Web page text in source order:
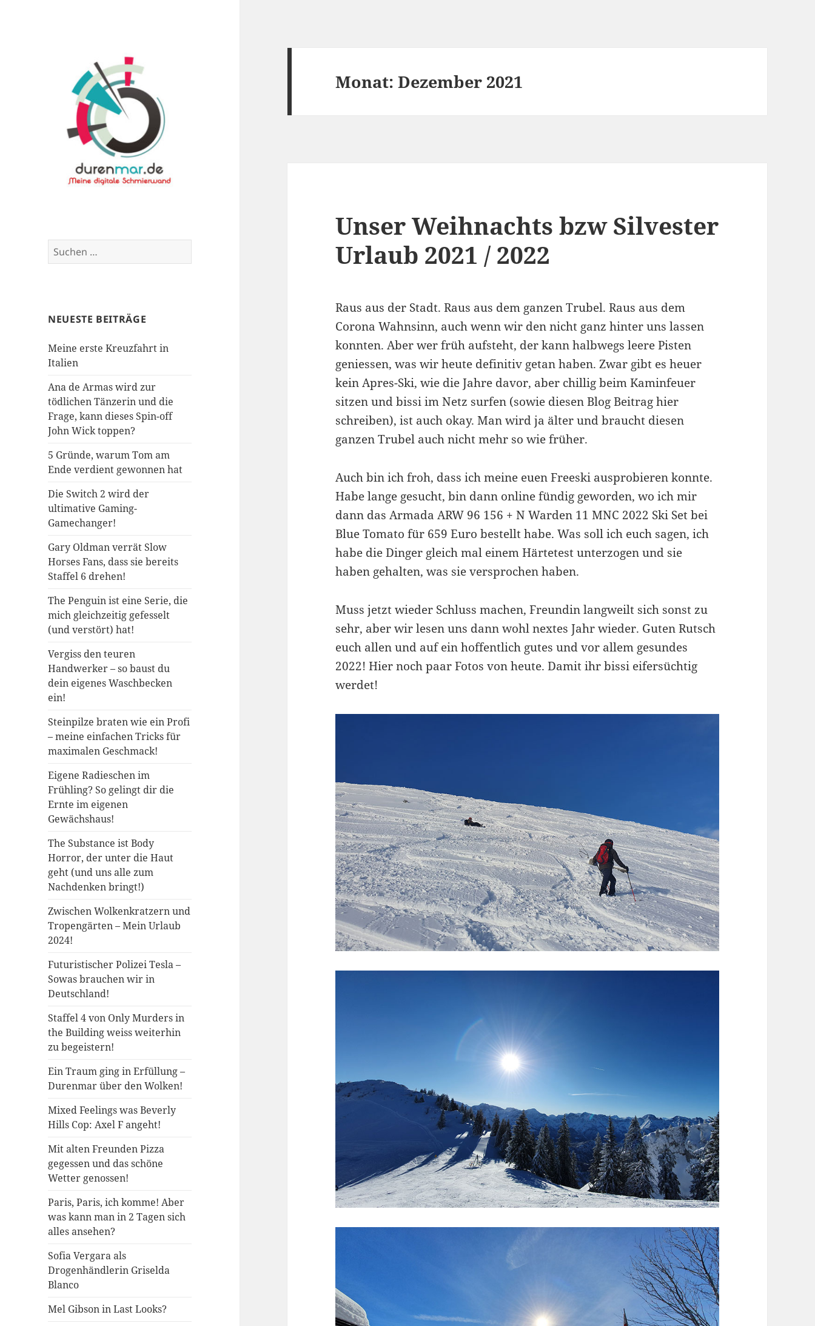
Suchen
nach:
NEUESTE BEITRÄGE
Meine erste Kreuzfahrt in
Italien
Ana de Armas wird zur
tödlichen Tänzerin und die
Frage, kann dieses Spin-off
John Wick toppen?
5 Gründe, warum Tom am
Ende verdient gewonnen hat
Die Switch 2 wird der
ultimative Gaming-
Gamechanger!
Gary Oldman verrät Slow
Horses Fans, dass sie bereits
Staffel 6 drehen!
The Penguin ist eine Serie, die
mich gleichzeitig gefesselt
(und verstört) hat!
Vergiss den teuren
Handwerker – so baust du
dein eigenes Waschbecken
ein!
Steinpilze braten wie ein Profi
– meine einfachen Tricks für
maximalen Geschmack!
Eigene Radieschen im
Frühling? So gelingt dir die
Ernte im eigenen
Gewächshaus!
The Substance ist Body
Horror, der unter die Haut
geht (und uns alle zum
Nachdenken bringt!)
Zwischen Wolkenkratzern und
Tropengärten – Mein Urlaub
2024!
Futuristischer Polizei Tesla –
Sowas brauchen wir in
Deutschland!
Staffel 4 von Only Murders in
the Building weiss weiterhin
zu begeistern!
Ein Traum ging in Erfüllung –
Durenmar über den Wolken!
Mixed Feelings was Beverly
Hills Cop: Axel F angeht!
Mit alten Freunden Pizza
gegessen und das schöne
Wetter genossen!
Paris, Paris, ich komme! Aber
was kann man in 2 Tagen sich
alles ansehen?
Sofia Vergara als
Drogenhändlerin Griselda
Blanco
Mel Gibson in Last Looks?
Monat:Dezember 2021
Unser Weihnachts bzw Silvester
Urlaub 2021 / 2022
Raus aus der Stadt. Raus aus dem ganzen Trubel. Raus aus dem
Corona Wahnsinn, auch wenn wir den nicht ganz hinter uns lassen
konnten. Aber wer früh aufsteht, der kann halbwegs leere Pisten
geniessen, was wir heute definitiv getan haben. Zwar gibt es heuer
kein Apres-Ski, wie die Jahre davor, aber chillig beim Kaminfeuer
sitzen und bissi im Netz surfen (sowie diesen Blog Beitrag hier
schreiben), ist auch okay. Man wird ja älter und braucht diesen
ganzen Trubel auch nicht mehr so wie früher.
Auch bin ich froh, dass ich meine euen Freeski ausprobieren konnte.
Habe lange gesucht, bin dann online fündig geworden, wo ich mir
dann das Armada ARW 96 156 + N Warden 11 MNC 2022 Ski Set bei
Blue Tomato für 659 Euro bestellt habe. Was soll ich euch sagen, ich
habe die Dinger gleich mal einem Härtetest unterzogen und sie
haben gehalten, was sie versprochen haben.
Muss jetzt wieder Schluss machen, Freundin langweilt sich sonst zu
sehr, aber wir lesen uns dann wohl nextes Jahr wieder. Guten Rutsch
euch allen und auf ein hoffentlich gutes und vor allem gesundes
2022! Hier noch paar Fotos von heute. Damit ihr bissi eifersüchtig
werdet!